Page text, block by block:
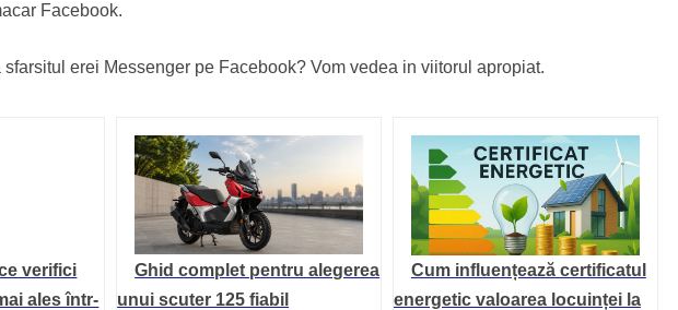
Facebook.
erei Messenger pe Facebook? Vom vedea in viitorul apropiat.
verifici
ales într-
Ghid complet pentru alegerea
unui scuter 125 fiabil
Cum influențează certificatul
energetic valoarea locuinței la